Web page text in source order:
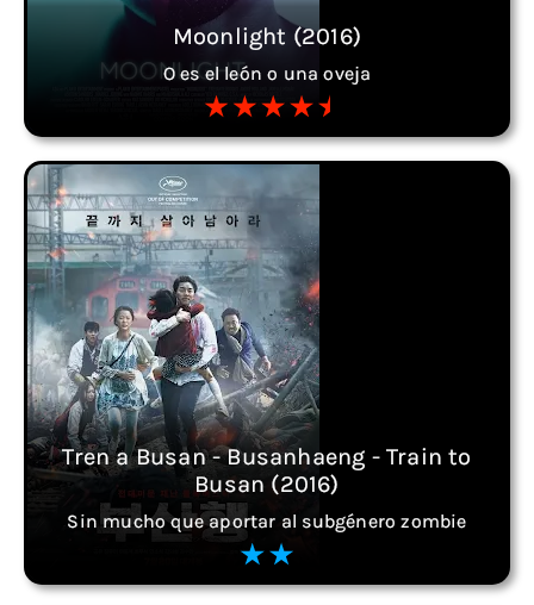
Moonlight (2016)
O es el león o una oveja
Tren a Busan - Busanhaeng - Train to
Busan (2016)
Sin mucho que aportar al subgénero zombie